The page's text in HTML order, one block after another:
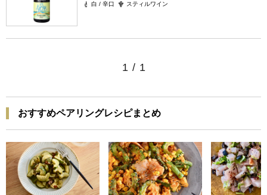
白 / 辛口
スティルワイン
1 / 1
おすすめペアリングレシピまとめ